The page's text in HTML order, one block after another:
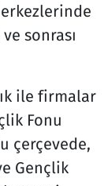
sonrası
ile firmalar
Fonu
çerçevede,
Gençlik